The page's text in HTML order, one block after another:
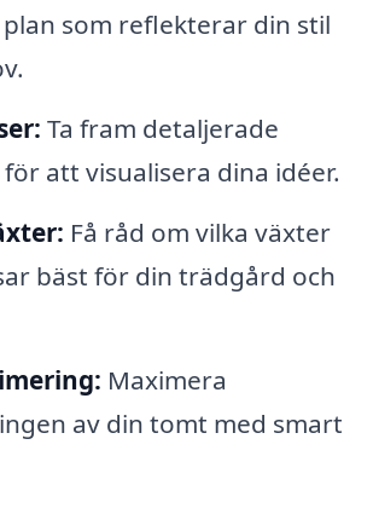
som reflekterar din stil
Ta fram detaljerade
att visualisera dina idéer.
Få råd om vilka växter
bäst för din trädgård och
Maximera
av din tomt med smart